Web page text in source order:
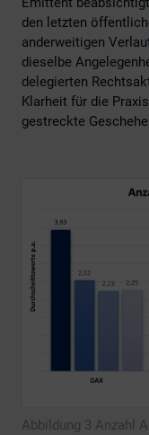
den letzten
anderweitigen
dieselbe
delegierten
Klarheit für die
gestreckte
Abbildung 3 Anzahl